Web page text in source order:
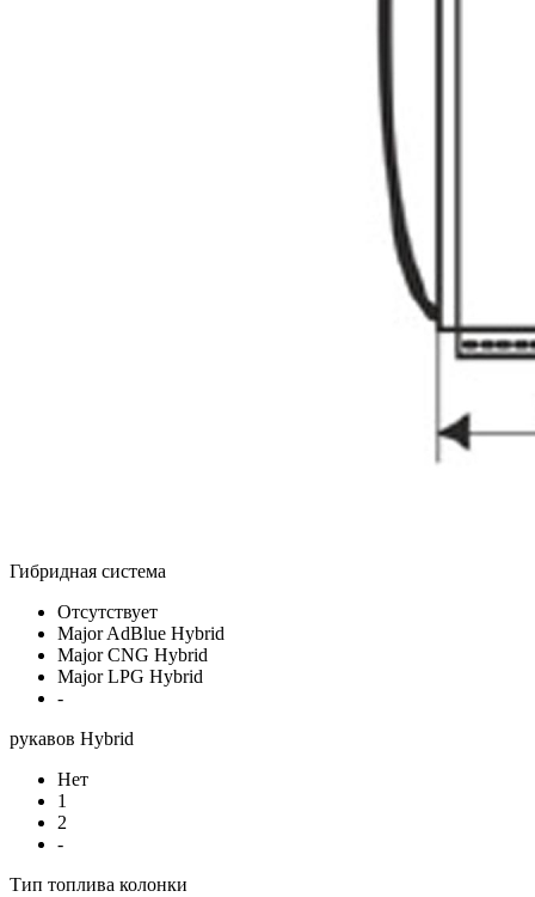
Гибридная система
Отсутствует
Major AdBlue Hybrid
Major CNG Hybrid
Major LPG Hybrid
-
рукавов Hybrid
Нет
1
2
-
Тип топлива колонки